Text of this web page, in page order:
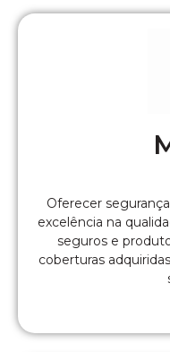
Oferecer
excelência na
seguros e
coberturas